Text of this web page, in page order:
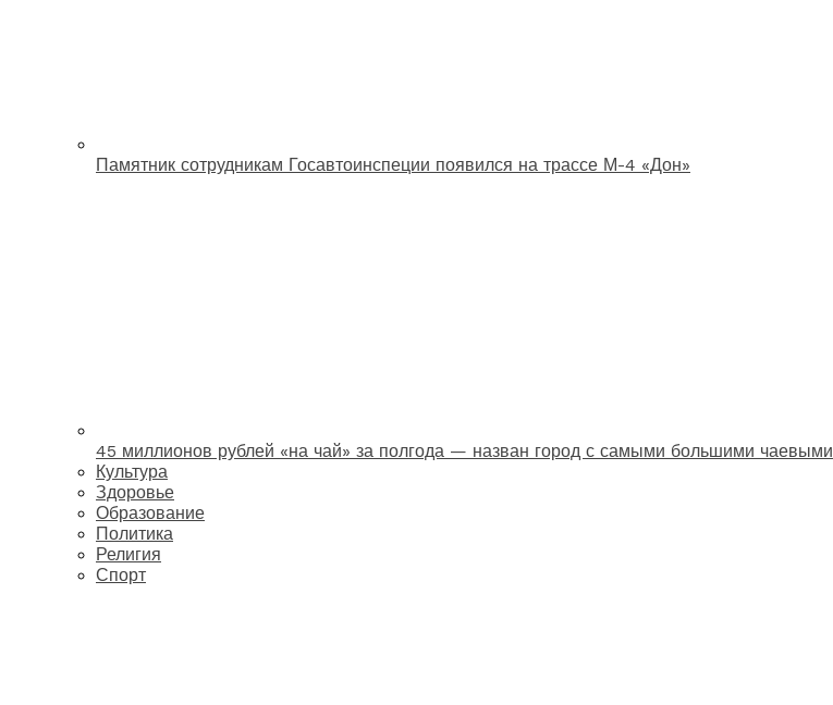
Памятник сотрудникам Госавтоинспеции появился на трассе М-4 «Дон»
45 миллионов рублей «на чай» за полгода — назван город с самыми большими чаевыми
Культура
Здоровье
Образование
Политика
Религия
Спорт